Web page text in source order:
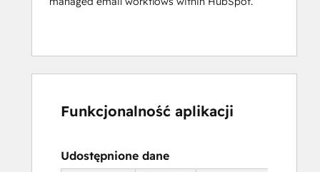
Funkcjonalność aplikacji
Udostępnione dane